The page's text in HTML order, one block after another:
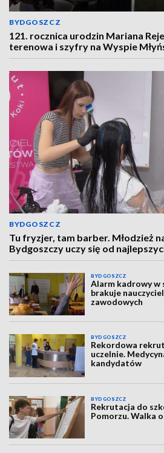
BYDGOSZCZ
121. rocznica urodzin Mariana
terenowa i szyfry na Wyspie
BYDGOSZCZ
Tu fryzjer, tam barber. Młodzież
Bydgoszczy uczy się od
BYDGOSZCZ
Alarm kadrowy w
brakuje
zawodowych
BYDGOSZCZ
Rekordowa
uczelnie.
kandydatów
BYDGOSZCZ
Rekrutacja do
Pomorzu. Walka